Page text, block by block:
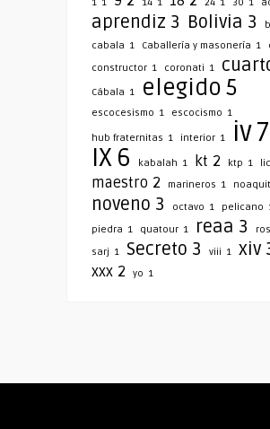
aprendiz 3 Bolivia 3
cabala 1 Caballería y masonería 1
constructor 1 coronati 1
Cábala 1 elegido5
escocesismo 1 escocismo 1
hub fraternitas 1 interior 1 iv7
IX 6 kabalah 1 kt 2 ktp 1
maestro 2 marineros 1
noveno 3 octavo 1 pelicano
piedra 1 quatour 1 reaa 3
sarj 1 Secreto 3 viii 1 xiv
xxx 2 yo 1